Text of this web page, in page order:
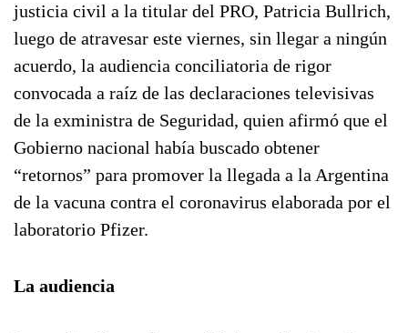
justicia civil a la titular del PRO, Patricia Bullrich,
luego de atravesar este viernes, sin llegar a ningún
acuerdo, la audiencia conciliatoria de rigor
convocada a raíz de las declaraciones televisivas
de la exministra de Seguridad, quien afirmó que el
Gobierno nacional había buscado obtener
“retornos” para promover la llegada a la Argentina
de la vacuna contra el coronavirus elaborada por el
laboratorio Pfizer.
La audiencia